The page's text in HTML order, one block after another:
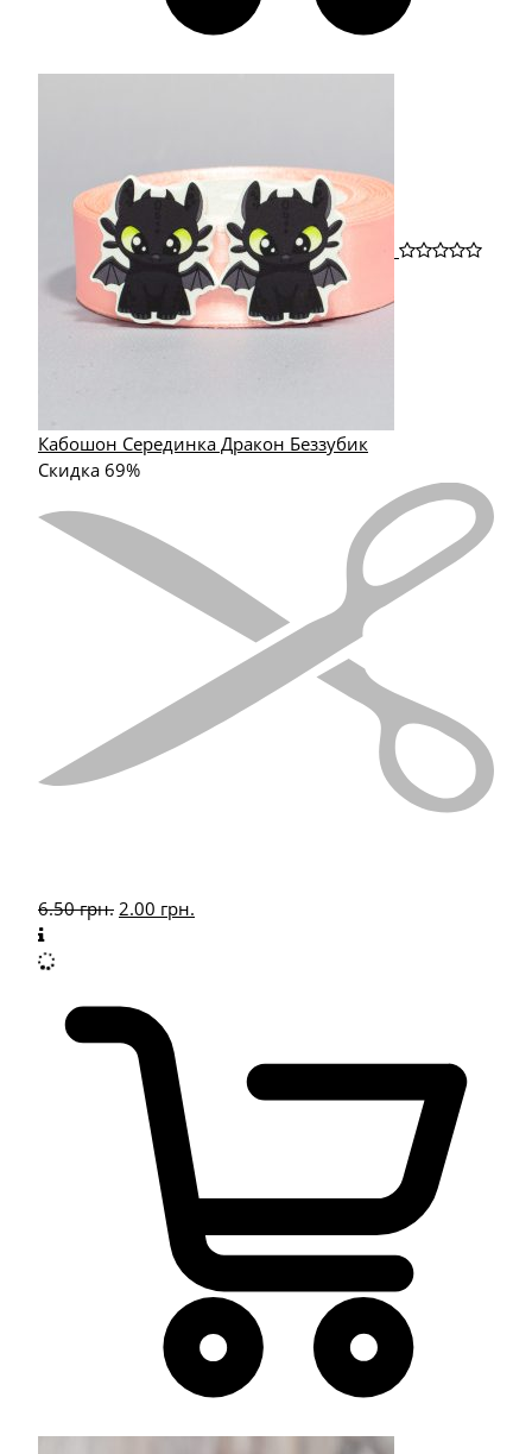
Кабошон Серединка Дракон Беззубик
Скидка 69%
6.50грн. 2.00 грн.